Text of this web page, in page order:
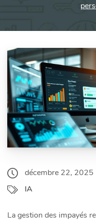
décembre 22, 2025
IA
La gestion des impayés